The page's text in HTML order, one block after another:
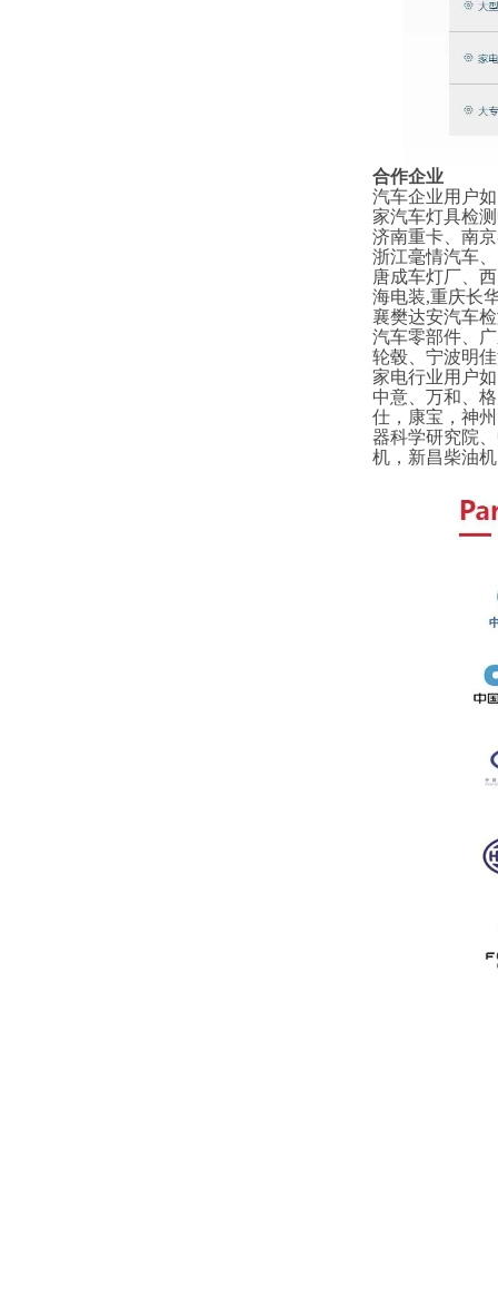
合作企业
汽车企业用户
家汽车灯具检
济南重卡、南
浙江毫情汽车
唐成车灯厂、
海电装,重庆长
襄樊达安汽车
汽车零部件、
轮毂、宁波明
家电行业用户
中意、万和、
仕，康宝，神
器科学研究院
机，新昌柴油